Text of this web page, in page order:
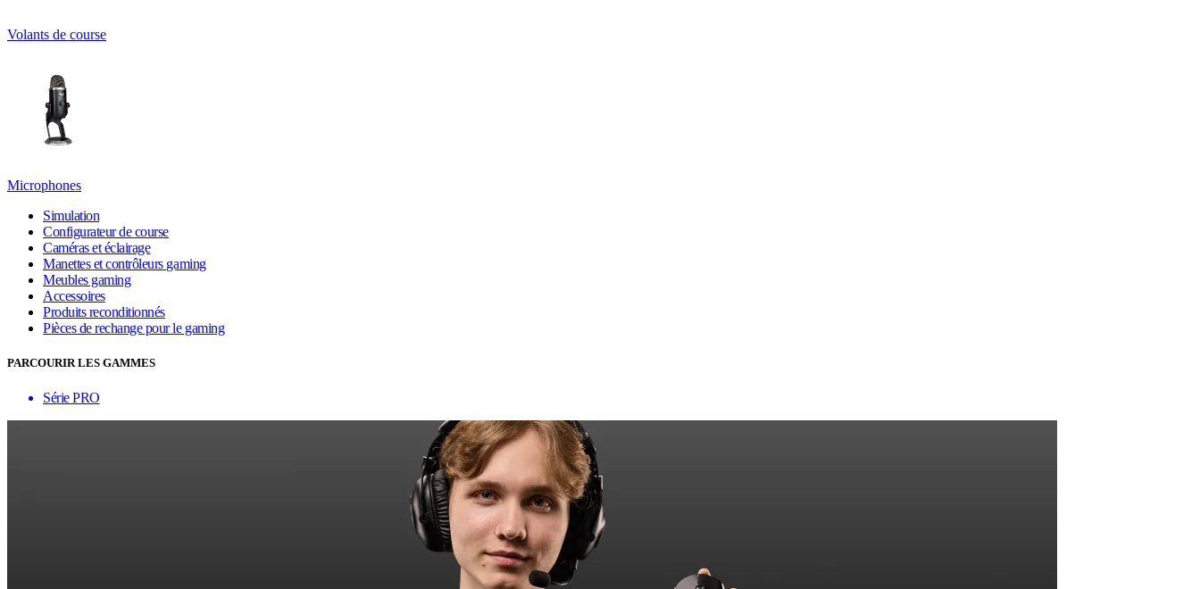
Volants de course
Microphones
Simulation
Configurateur de course
Caméras et éclairage
Manettes et contrôleurs gaming
Meubles gaming
Accessoires
Produits reconditionnés
Pièces de rechange pour le gaming
PARCOURIR LES GAMMES
Série PRO